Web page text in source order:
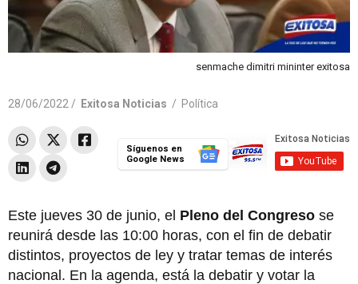
senmache dimitri mininter exitosa
28/06/2022 / Exitosa Noticias / Política
Síguenos en
Google News
Este jueves 30 de junio, el Pleno del Congreso se
reunirá desde las 10:00 horas, con el fin de debatir
distintos, proyectos de ley y tratar temas de interés
nacional. En la agenda, está la debatir y votar la